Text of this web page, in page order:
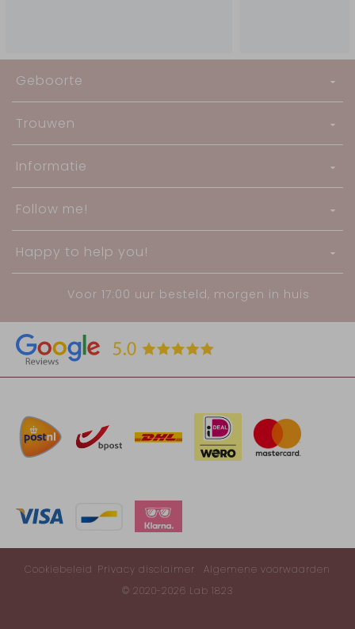
Geboorte
Trouwen
Informatie
Follow me!
Happy to help you!
Voor 17:00 uur besteld, morgen in huis
Cookiebeleid Privacy disclaimer
Algemene voorwaarden
© 2020-2026 Lab 1823